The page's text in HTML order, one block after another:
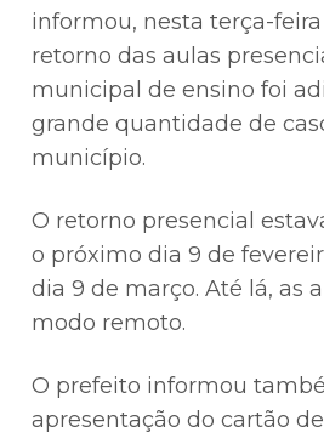
informou, nesta terça-feira
retorno das aulas
municipal de ensino foi
grande quantidade de
município.
O retorno presencial
o próximo dia 9 de
dia 9 de março. Até lá, as
modo remoto.
O prefeito informou
apresentação do cartão